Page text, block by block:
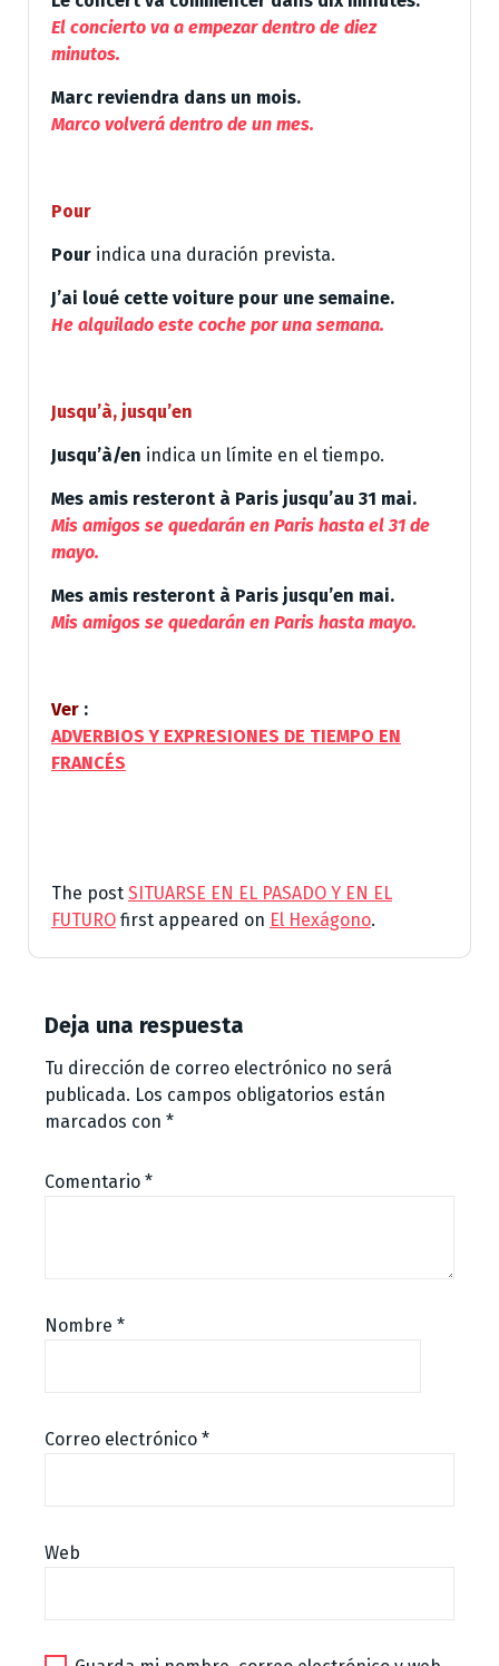
El concierto va a empezar dentro de diez
minutos.
Marc reviendra dans un mois.
Marco volverá dentro de un mes.
Pour
Pour indica una duración prevista.
J’ai loué cette voiture pour une semaine.
He alquilado este coche por una semana.
Jusqu’à, jusqu’en
Jusqu’à/en indica un límite en el tiempo.
Mes amis resteront à Paris jusqu’au 31 mai.
Mis amigos se quedarán en Paris hasta el 31 de
mayo.
Mes amis resteront à Paris jusqu’en mai.
Mis amigos se quedarán en Paris hasta mayo.
Ver :
ADVERBIOS Y EXPRESIONES DE TIEMPO EN
FRANCÉS
The post SITUARSE EN EL PASADO Y EN EL
FUTURO first appeared on El Hexágono.
Deja una respuesta
Tu dirección de correo electrónico no será
publicada. Los campos obligatorios están
marcados con *
Comentario *
Nombre *
Correo electrónico *
Web